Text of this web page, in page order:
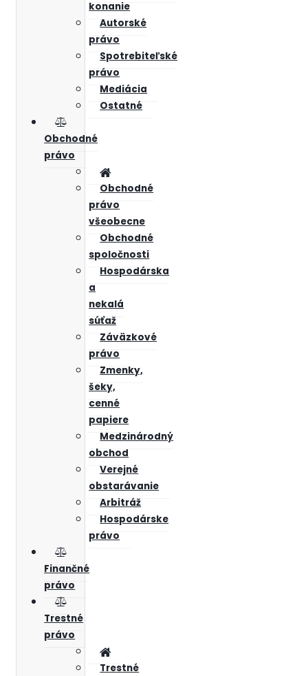
konanie
Autorské
právo
Spotrebiteľské
právo
Mediácia
Ostatné
Obchodné
právo
Obchodné
právo
všeobecne
Obchodné
spoločnosti
Hospodárska
a
nekalá
súťaž
Záväzkové
právo
Zmenky,
šeky,
cenné
papiere
Medzinárodný
obchod
Verejné
obstarávanie
Arbitráž
Hospodárske
právo
Finančné
právo
Trestné
právo
Trestné